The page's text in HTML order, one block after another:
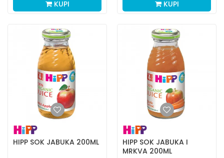
KUPI KUPI
HIPP SOK JABUKA 200ML
HIPP SOK JABUKA I
MRKVA 200ML